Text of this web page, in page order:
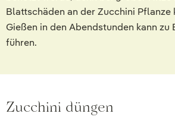
Blattschäden an der Zucchini Pflanze
Gießen in den Abendstunden kann zu
führen.
Zucchini düngen